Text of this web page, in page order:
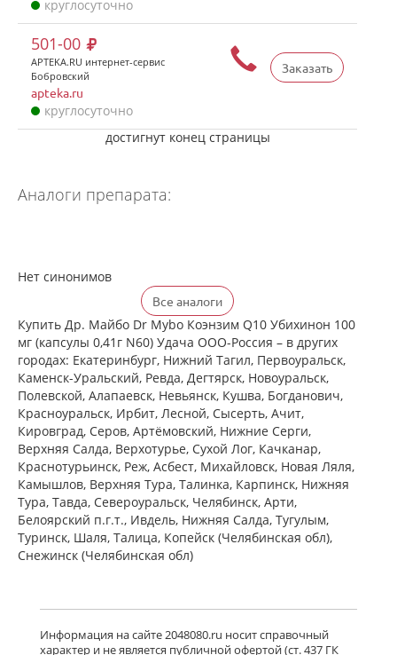
круглосуточно
Заказать
501-00
APTEKA.RU интернет-сервис
Бобровский
apteka.ru
круглосуточно
достигнут конец страницы
Аналоги препарата:
Нет синонимов
Все аналоги
Купить Др. Майбо Dr Mybo Коэнзим Q10 Убихинон 100
мг (капсулы 0,41г N60) Удача ООО-Россия – в других
городах: Екатеринбург, Нижний Тагил, Первоуральск,
Каменск-Уральский, Ревда, Дегтярск, Новоуральск,
Полевской, Алапаевск, Невьянск, Кушва, Богданович,
Красноуральск, Ирбит, Лесной, Сысерть, Ачит,
Кировград, Серов, Артёмовский, Нижние Cерги,
Верхняя Салда, Верхотурье, Сухой Лог, Качканар,
Краснотурьинск, Реж, Асбест, Михайловск, Новая Ляля,
Камышлов, Верхняя Тура, Талинка, Карпинск, Нижняя
Тура, Тавда, Североуральск, Челябинск, Арти,
Белоярский п.г.т., Ивдель, Нижняя Салда, Тугулым,
Туринск, Шаля, Талица, Копейск (Челябинская обл),
Снежинск (Челябинская обл)
Информация на сайте 2048080.ru носит справочный
характер и не является публичной офертой (ст. 437 ГК